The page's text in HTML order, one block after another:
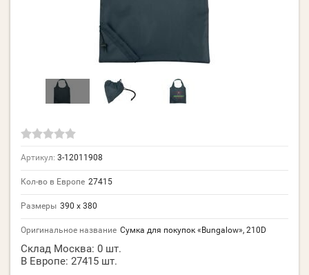
Артикул: 3-12011908
Кол-во в Европе 27415
Размеры 390 х 380
Оригинальное название Сумка для покупок «Bungalow», 210D
Склад Москва: 0 шт.
В Европе: 27415 шт.